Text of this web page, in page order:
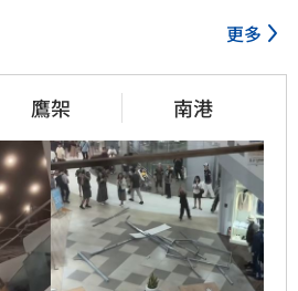
更多
鷹架 南港